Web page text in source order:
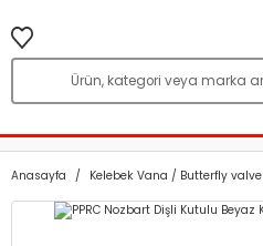
Anasayfa Kelebek Vana / Butterfly valve